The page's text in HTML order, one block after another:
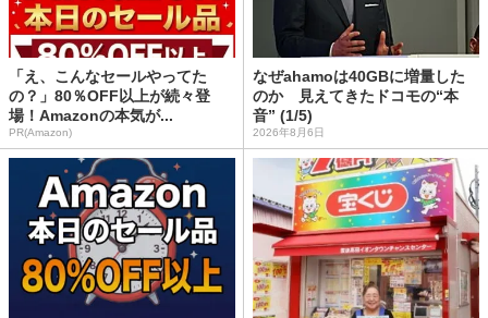
「え、こんなセールやってた
の？」80％OFF以上が続々登
場！Amazonの本気が...
PR(Amazon)
なぜahamoは40GBに増量した
のか 見えてきたドコモの“本
音” (1/5)
2026年8月6日